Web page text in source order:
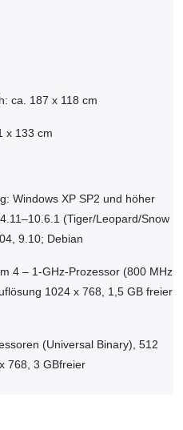
ca. 187 x 118 cm
x 133 cm
Windows XP SP2 und höher
(Tiger/Leopard/Snow
9.10; Debian
4 – 1-GHz-Prozessor (800 MHz
1024 x 768, 1,5 GB freier
(Universal Binary), 512
768, 3 GBfreier